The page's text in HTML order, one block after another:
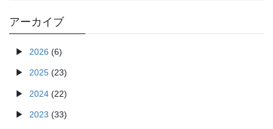
アーカイブ
2026 (6)
2025 (23)
2024 (22)
2023 (33)